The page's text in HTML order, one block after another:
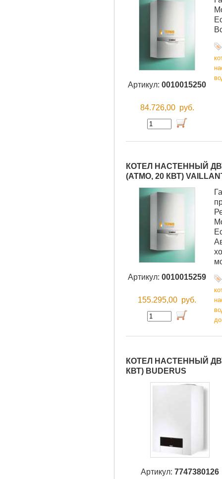
Артикул: 0010015250
84.726,00 руб.
КОТЕЛ НАСТЕННЫЙ
(АТМО, 20 КВТ)
Артикул: 0010015259
155.295,00 руб.
КОТЕЛ НАСТЕННЫЙ
КВТ) BUDERUS
Артикул: 7747380126